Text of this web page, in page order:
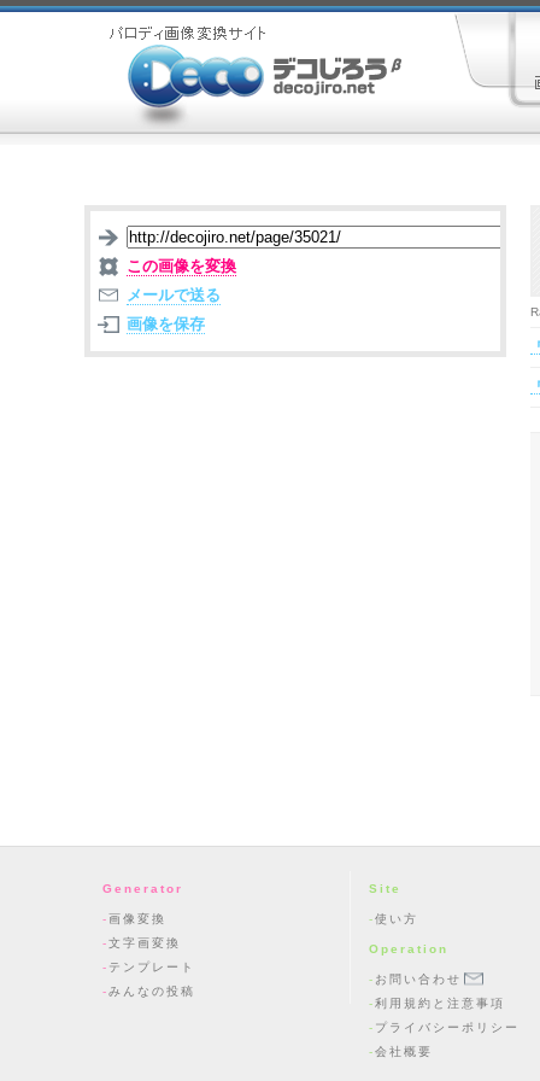
この画像を変換
メールで送る
画像を保存
Generator
画像変換
文字画変換
テンプレート
みんなの投稿
Site
使い方
Operation
お問い合わせ
利用規約と注意事項
プライバシーポリシー
会社概要